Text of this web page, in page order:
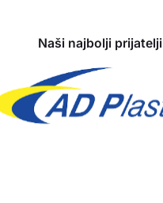
Naši najbolji prijatelji